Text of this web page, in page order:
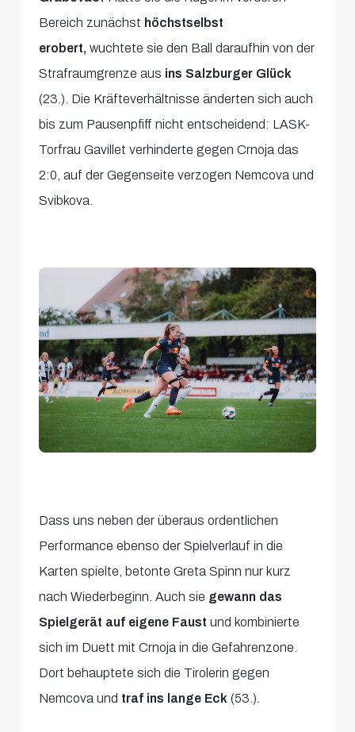
Bereich zunächst höchstselbst
erobert, wuchtete sie den Ball daraufhin von der
Strafraumgrenze aus ins Salzburger Glück
(23.). Die Kräfteverhältnisse änderten sich auch
bis zum Pausenpfiff nicht entscheidend: LASK-
Torfrau Gavillet verhinderte gegen Crnoja das
2:0, auf der Gegenseite verzogen Nemcova und
Svibkova.
Dass uns neben der überaus ordentlichen
Performance ebenso der Spielverlauf in die
Karten spielte, betonte Greta Spinn nur kurz
nach Wiederbeginn. Auch sie gewann das
Spielgerät auf eigene Faust und kombinierte
sich im Duett mit Crnoja in die Gefahrenzone.
Dort behauptete sich die Tirolerin gegen
Nemcova und traf ins lange Eck (53.).